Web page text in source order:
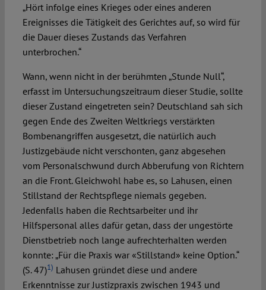
„Hört infolge eines Krieges oder eines anderen
Ereignisses die Tätigkeit des Gerichtes auf, so wird für
die Dauer dieses Zustands das Verfahren
unterbrochen.“
Wann, wenn nicht in der berühmten „Stunde Null“,
erfasst im Untersuchungszeitraum dieser Studie, sollte
dieser Zustand eingetreten sein? Deutschland sah sich
gegen Ende des Zweiten Weltkriegs verstärkten
Bombenangriffen ausgesetzt, die natürlich auch
Justizgebäude nicht verschonten, ganz abgesehen
vom Personalschwund durch Abberufung von Richtern
an die Front. Gleichwohl habe es, so Lahusen, einen
Stillstand der Rechtspflege niemals gegeben.
Jedenfalls haben die Rechtsarbeiter und ihr
Hilfspersonal alles dafür getan, dass der ungestörte
Dienstbetrieb noch lange aufrechterhalten werden
konnte: „Für die Praxis war «Stillstand» keine Option.“
(S. 47)1) Lahusen gründet diese und andere
Erkenntnisse zur Justizpraxis zwischen 1943 und